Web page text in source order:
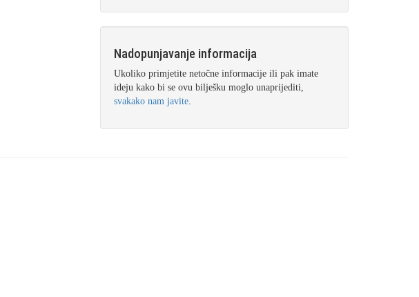
Nadopunjavanje informacija
Ukoliko primjetite netočne informacije ili pak imate
ideju kako bi se ovu bilješku moglo unaprijediti,
svakako nam javite.